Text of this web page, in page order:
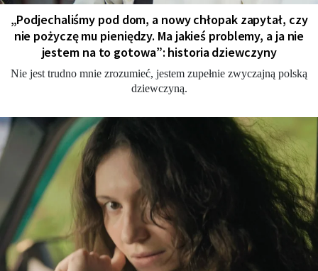
„Podjechaliśmy pod dom, a nowy chłopak zapytał, czy
nie pożyczę mu pieniędzy. Ma jakieś problemy, a ja nie
jestem na to gotowa”: historia dziewczyny
Nie jest trudno mnie zrozumieć, jestem zupełnie zwyczajną polską
dziewczyną.